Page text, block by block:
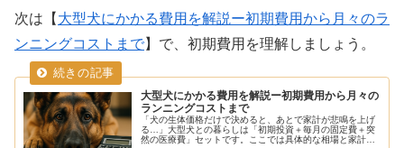
次は【 大型犬にかかる費用を解説ー初期費用から月々のラ
ンニングコストまで】で、初期費用を理解しましょう。
大型犬にかかる費用を解説ー初期費用から月々の
ランニングコストまで
「犬の生体価格だけで決めると、あとで家計が悲鳴を上げ
る…」大型犬との暮らしは「初期投資＋毎月の固定費＋突
然の医療費」セットです。ここでは具体的な相場と家計管